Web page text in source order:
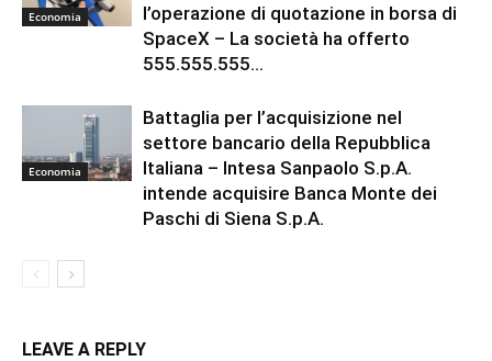
Economia
l’operazione di quotazione in borsa di
SpaceX – La società ha offerto
555.555.555...
Economia
Battaglia per l’acquisizione nel
settore bancario della Repubblica
Italiana – Intesa Sanpaolo S.p.A.
intende acquisire Banca Monte dei
Paschi di Siena S.p.A.
LEAVE A REPLY